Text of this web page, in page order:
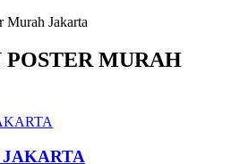
Murah Jakarta
MURAH